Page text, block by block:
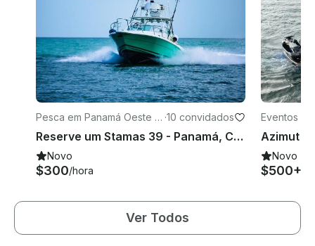
Pesca em Panamá Oeste Pr
ovince
·10 convidados
Reserve um Stamas 39 - Panamá, Cidade do Panamá - Majo Fishing Lodge
Novo
$300/hora
Eventos
amá
Novo
$500+
Ver Todos